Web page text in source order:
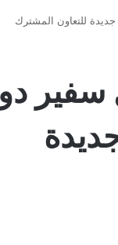
للتعاون المشترك
سفير